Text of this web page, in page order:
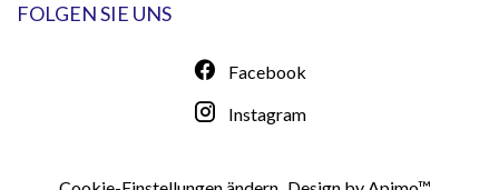
FOLGEN SIE UNS
Facebook
Instagram